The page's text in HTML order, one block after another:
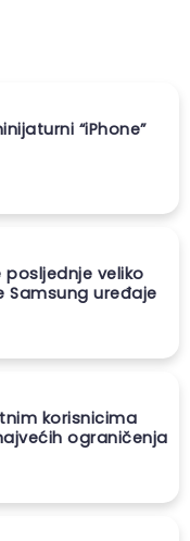
“iPhone”
posljednje veliko
Samsung uređaje
korisnicima
ograničenja